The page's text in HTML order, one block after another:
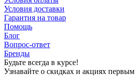
Условия доставки
Гарантия на товар
Помощь
Блог
Вопрос-ответ
Бренды
Будьте всегда в курсе!
Узнавайте о скидках и акциях первым